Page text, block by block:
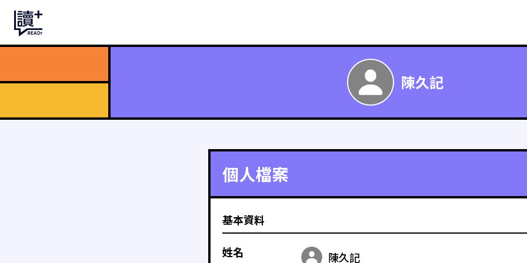
陳久記
個人檔案
基本資料
姓名 陳久記